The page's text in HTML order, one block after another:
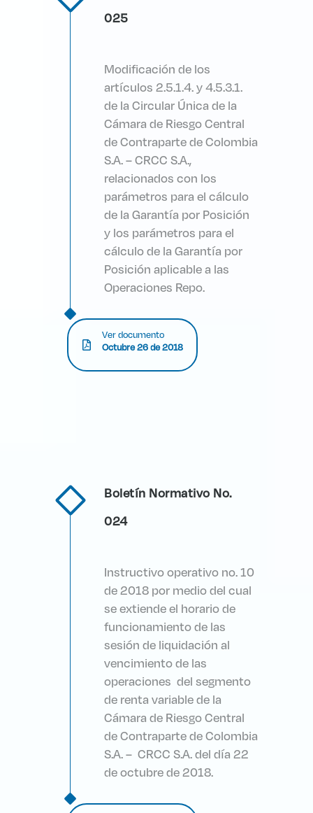
025
Modificación de los
artículos 2.5.1.4. y 4.5.3.1.
de la Circular Única de la
Cámara de Riesgo Central
de Contraparte de Colombia
S.A. – CRCC S.A.,
relacionados con los
parámetros para el cálculo
de la Garantía por Posición
y los parámetros para el
cálculo de la Garantía por
Posición aplicable a las
Operaciones Repo.
Ver documento
Octubre 26 de 2018
Boletín Normativo No.
024
Instructivo operativo no. 10
de 2018 por medio del cual
se extiende el horario de
funcionamiento de las
sesión de liquidación al
vencimiento de las
operaciones del segmento
de renta variable de la
Cámara de Riesgo Central
de Contraparte de Colombia
S.A. – CRCC S.A. del día 22
de octubre de 2018.